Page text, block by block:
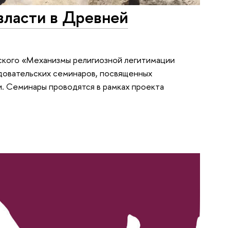
в Древней
«Механизмы религиозной легитимации
семинаров, посвященных
Семинары проводятся в рамках проекта